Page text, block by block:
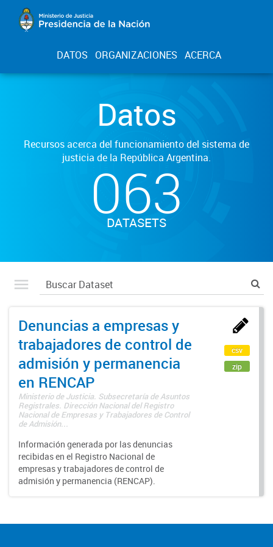
DATOS ORGANIZACIONES ACERCA
Datos
Recursos acerca del funcionamiento del sistema de
justicia de la República Argentina.
063
DATASETS
Denuncias a empresas y
trabajadores de control de
admisión y permanencia
en RENCAP
Ministerio de Justicia. Subsecretaría de Asuntos
Registrales. Dirección Nacional del Registro
Nacional de Empresas y Trabajadores de Control
de Admisión...
Información generada por las denuncias
recibidas en el Registro Nacional de
empresas y trabajadores de control de
admisión y permanencia (RENCAP).
csv
zip